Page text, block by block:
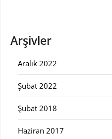
Arşivler
Aralık 2022
Şubat 2022
Şubat 2018
Haziran 2017